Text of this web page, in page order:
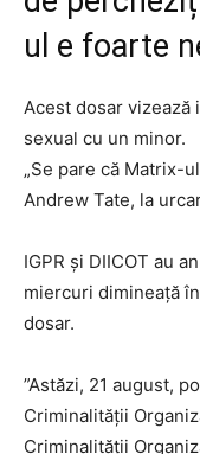
ul e foarte
Acest dosar
sexual cu un minor.
„Se pare că Matrix-
Andrew Tate, la
IGPR şi DIICOT au
miercuri dimineaţă
dosar.
”Astăzi, 21 august,
Criminalităţii
Criminalităţii